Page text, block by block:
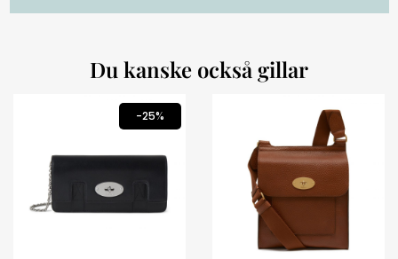
Du kanske också gillar
-25%